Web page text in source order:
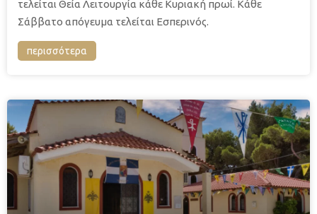
τελείται Θεία Λειτουργία κάθε Κυριακή πρωί. Κάθε
Σάββατο απόγευμα τελείται Εσπερινός.
περισσότερα